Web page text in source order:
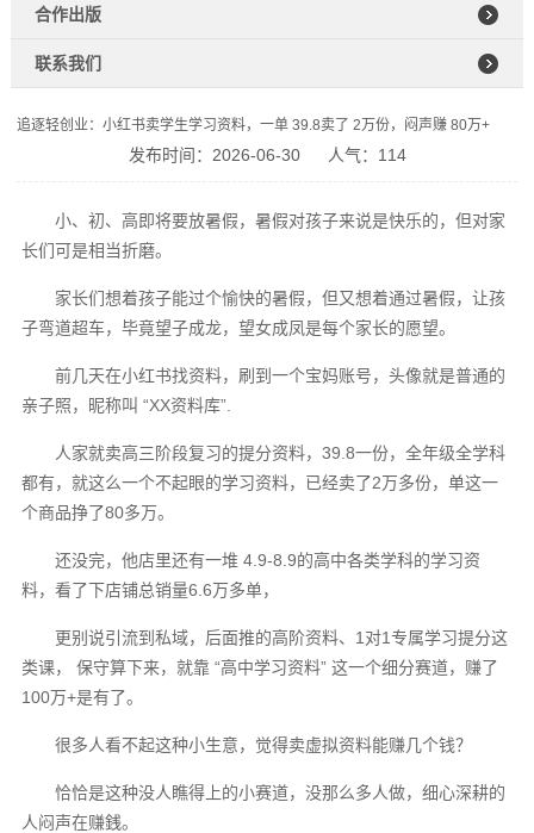
合作出版
联系我们
追逐轻创业：小红书卖学生学习资料，一单 39.8卖了 2万份，闷声赚 80万+
发布时间：2026-06-30 人气：114
小、初、高即将要放暑假，暑假对孩子来说是快乐的，但对家
长们可是相当折磨。
家长们想着孩子能过个愉快的暑假，但又想着通过暑假，让孩
子弯道超车，毕竟望子成龙，望女成凤是每个家长的愿望。
前几天在小红书找资料，刷到一个宝妈账号，头像就是普通的
亲子照，昵称叫 “XX资料库”.
人家就卖高三阶段复习的提分资料，39.8一份，全年级全学科
都有，就这么一个不起眼的学习资料，已经卖了2万多份，单这一
个商品挣了80多万。
还没完，他店里还有一堆 4.9-8.9的高中各类学科的学习资
料，看了下店铺总销量6.6万多单，
更别说引流到私域，后面推的高阶资料、1对1专属学习提分这
类课， 保守算下来，就靠 “高中学习资料” 这一个细分赛道，赚了
100万+是有了。
很多人看不起这种小生意，觉得卖虚拟资料能赚几个钱？
恰恰是这种没人瞧得上的小赛道，没那么多人做，细心深耕的
人闷声在赚銭。